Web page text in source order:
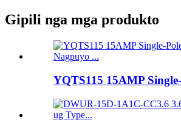
Gipili nga mga produkto
YQTS115 15AMP